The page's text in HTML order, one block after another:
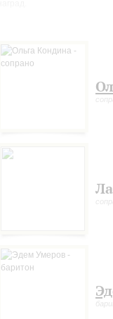
заполнявший зал своим
Так задуман этот первый